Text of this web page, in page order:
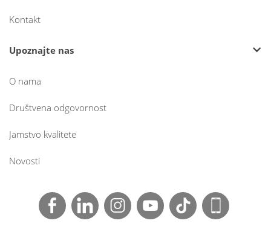
Kontakt
Upoznajte nas
O nama
Društvena odgovornost
Jamstvo kvalitete
Novosti